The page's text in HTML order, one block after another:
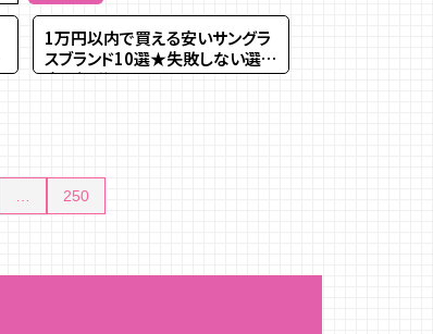
1万円以内で買える安いサングラ
スブランド10選★失敗しない選び
方を解説
250